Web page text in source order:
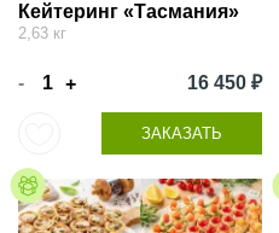
Кейтеринг «Тасмания»
2,63 кг
- + 16 450 ₽
ЗАКАЗАТЬ